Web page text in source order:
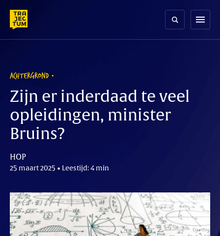
content
menu
ACHTERGROND
Zijn er inderdaad te veel
opleidingen, minister
Bruins?
HOP
25 maart 2025 • Leestijd: 4 min